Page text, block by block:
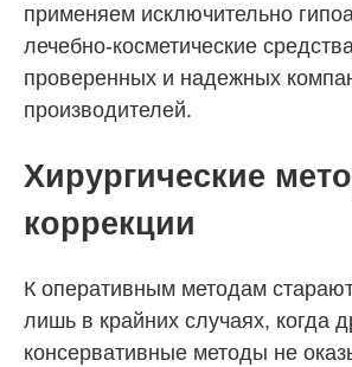
применяем исключительно
лечебно-косметические
проверенных и надежных
производителей.
Хирургические
коррекции
К оперативным методам
лишь в крайних случаях, когда
консервативные методы не